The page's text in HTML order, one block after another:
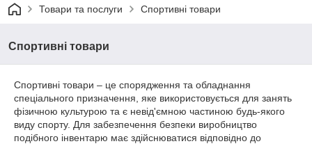
Товари та послуги Спортивні товари
Спортивні товари
Спортивні товари – це спорядження та обладнання
спеціального призначення, яке використовується для занять
фізичною культурою та є невід'ємною частиною будь-якого
виду спорту. Для забезпечення безпеки виробництво
подібного інвентарю має здійснюватися відповідно до